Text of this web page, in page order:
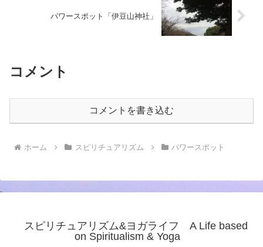
パワースポット「伊豆山神社」
コメント
コメントを書き込む
ホーム スピリチュアリズム パワースポット
スピリチュアリズム&ヨガライフ A Life based
on Spiritualism & Yoga